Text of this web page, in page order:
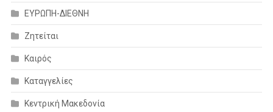
ΕΥΡΩΠΗ-ΔΙΕΘΝΗ
Ζητείται
Καιρός
Καταγγελίες
Κεντρική Μακεδονία